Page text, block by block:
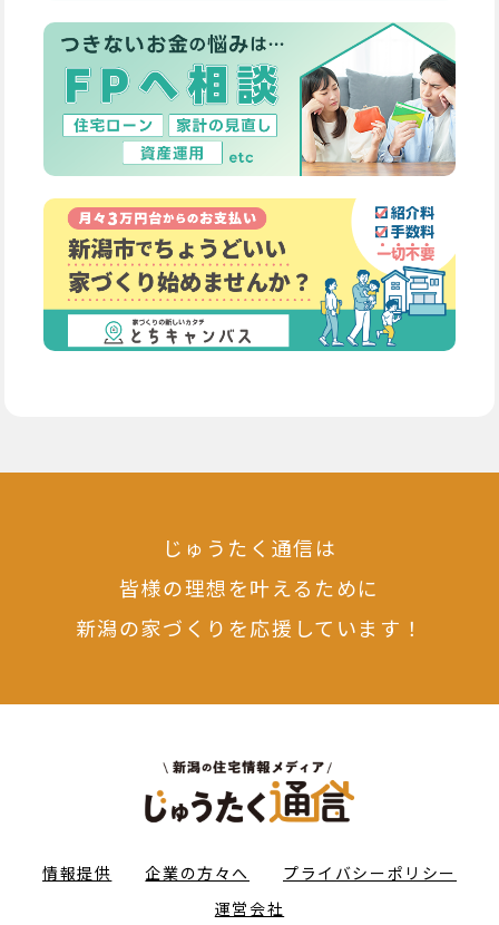
じゅうたく通信は
皆様の理想を叶えるために
新潟の家づくりを応援しています！
情報提供 企業の方々へ
プライバシーポリシー
運営会社